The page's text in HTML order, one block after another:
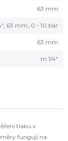
63 mm
63 mm, 0 - 10 bar
63 mm
m 1/4"
tlaku v
fungují na